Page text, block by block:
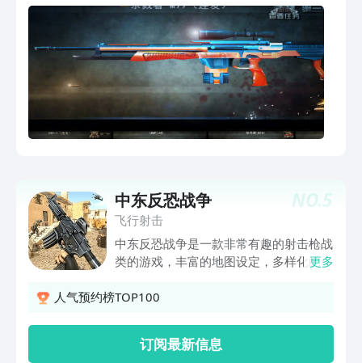
NO.5
中东反恐战争
飞行射击
中东反恐战争是一款非常有趣的射击枪战
类的游戏，丰富的地图设定，多样化的玩
的任务就是潜入敌人的老巢，合理运用各
逼真的特效，打击感很强，武器的种类的
很多，根据战场的情况自由切换，完成每
更多
人气预约榜TOP100
订阅最新信息